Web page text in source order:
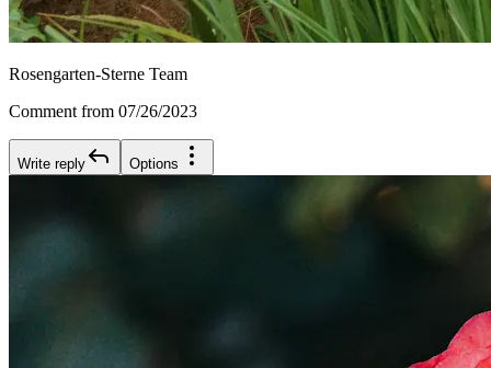
Rosengarten-Sterne Team
Comment from 07/26/2023
Write reply Options